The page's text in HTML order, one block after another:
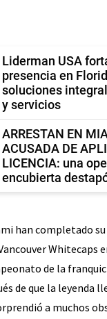
Liderman USA
presencia en
soluciones
y servicios
ARRESTAN EN
ACUSADA DE
LICENCIA: una
encubierta
han completado su
Whitecaps
de la
de que la leyenda
a muchos